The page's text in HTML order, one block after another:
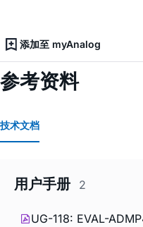
添加至 myAnalog
参考资料
技术文档
用户手册 2
UG-118: EVAL-